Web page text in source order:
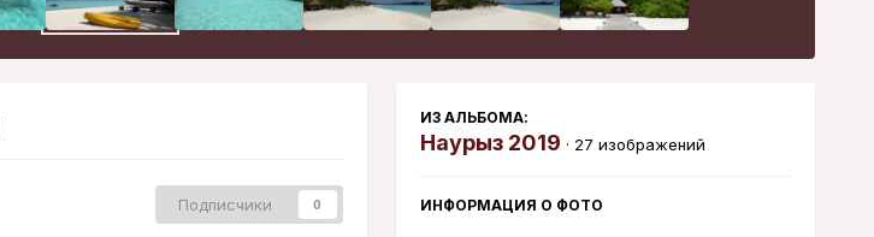
Подписчики 0
ИЗ АЛЬБОМА:
Наурыз 2019 · 27 изображений
ИНФОРМАЦИЯ О ФОТО